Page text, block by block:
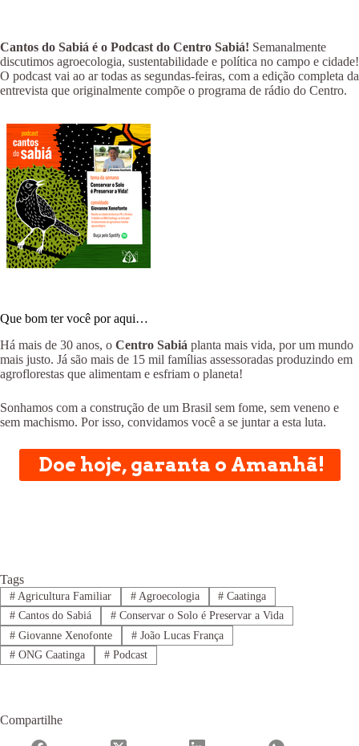
Cantos do Sabiá é o Podcast do Centro Sabiá! Semanalmente
discutimos agroecologia, sustentabilidade e política no campo e cidade!
O podcast vai ao ar todas as segundas-feiras, com a edição completa da
entrevista que originalmente compõe o programa de rádio do Centro.
Que bom ter você por aqui…
Há mais de 30 anos, o Centro Sabiá planta mais vida, por um mundo
mais justo. Já são mais de 15 mil famílias assessoradas produzindo em
agroflorestas que alimentam e esfriam o planeta!
Sonhamos com a construção de um Brasil sem fome, sem veneno e
sem machismo. Por isso, convidamos você a se juntar a esta luta.
Doe hoje, garanta o Amanhã!
Tags
#Agricultura Familiar #Agroecologia # Caatinga
#Cantos do Sabiá #Conservar o Solo é Preservar a Vida
#Giovanne Xenofonte #João Lucas França
#ONG Caatinga #Podcast
Compartilhe